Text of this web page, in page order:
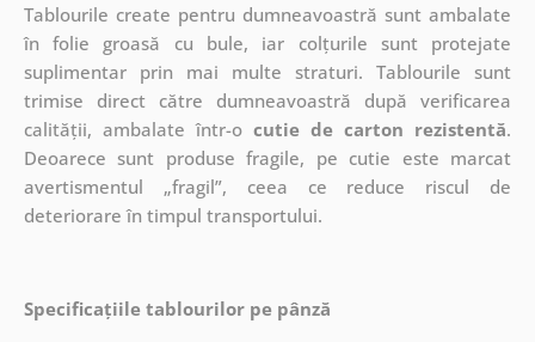
Tablourile create pentru dumneavoastră sunt ambalate
în folie groasă cu bule, iar colțurile sunt protejate
suplimentar prin mai multe straturi.Tablourile sunt
trimise direct către dumneavoastră după verificarea
calității, ambalate într-o cutie de carton rezistentă.
Deoarece sunt produse fragile, pe cutie este marcat
avertismentul „fragil”, ceea ce reduce riscul de
deteriorare în timpul transportului.
Specificațiile tablourilor pe pânză